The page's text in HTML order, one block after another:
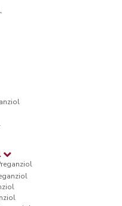
.